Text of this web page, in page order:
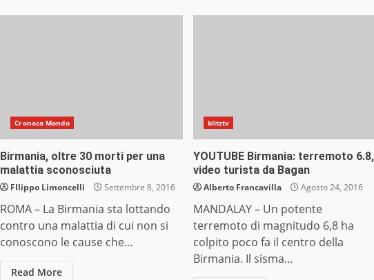
Cronaca Mondo
Birmania, oltre 30 morti per una
malattia sconosciuta
FIlippo Limoncelli Settembre 8, 2016
ROMA – La Birmania sta lottando
contro una malattia di cui non si
conoscono le cause che...
Read More
blitztv
YOUTUBE Birmania: terremoto 6.8,
video turista da Bagan
Alberto Francavilla Agosto 24, 2016
MANDALAY – Un potente
terremoto di magnitudo 6,8 ha
colpito poco fa il centro della
Birmania. Il sisma...